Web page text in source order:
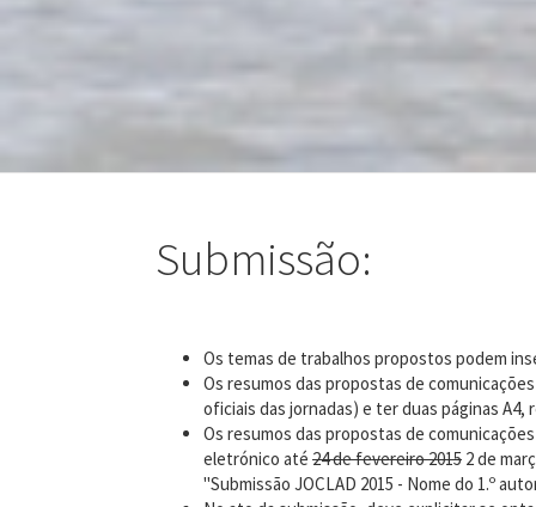
Submissão:
Os temas de trabalhos propostos podem
Os resumos das propostas de
oficiais das jornadas) e ter duas páginas
Os resumos das propostas de
eletrónico até 24 de fevereiro 2015 2 de
"Submissão JOCLAD 2015 - Nome do 1.º